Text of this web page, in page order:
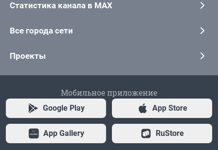
Статистика канала в MAX
Все города сети
Проекты
Мобильное приложение
Google Play App Store
App Gallery RuStore